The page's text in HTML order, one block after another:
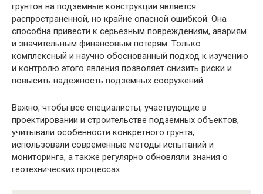
грунтов на подземные конструкции является
распространенной, но крайне опасной ошибкой. Она
способна привести к серьёзным повреждениям, авариям
и значительным финансовым потерям. Только
комплексный и научно обоснованный подход к изучению
и контролю этого явления позволяет снизить риски и
повысить надежность подземных сооружений.
Важно, чтобы все специалисты, участвующие в
проектировании и строительстве подземных объектов,
учитывали особенности конкретного грунта,
использовали современные методы испытаний и
мониторинга, а также регулярно обновляли знания о
геотехнических процессах.